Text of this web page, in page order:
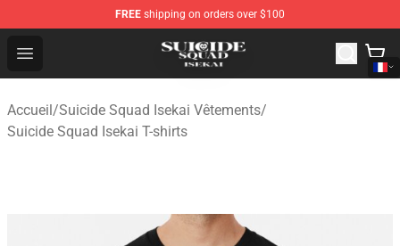
FREE shipping on orders over $100
Open menu
Suicide Squad Isekai Store - Official Suicide Squad
Accueil/Suicide Squad Isekai Vêtements/
Suicide Squad Isekai T-shirts